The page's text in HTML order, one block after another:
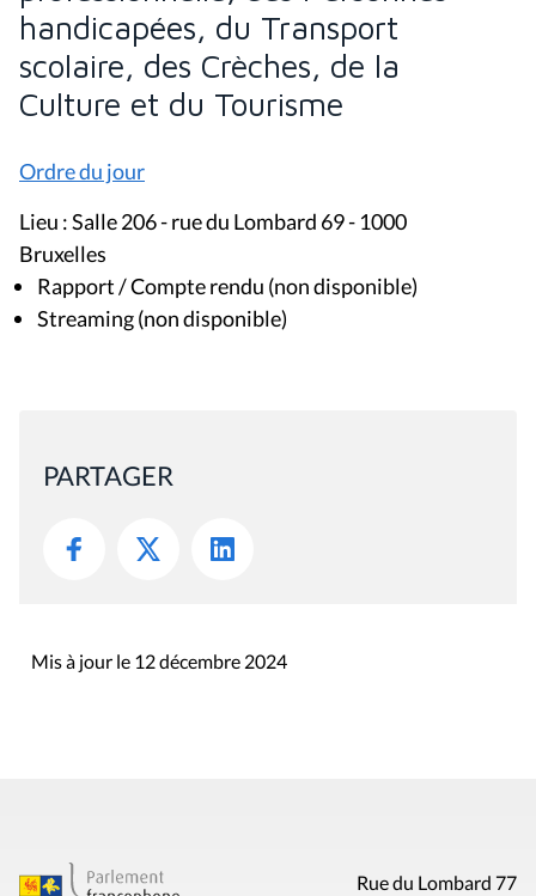
handicapées, du Transport
scolaire, des Crèches, de la
Culture et du Tourisme
Ordre du jour
Lieu : Salle 206 - rue du Lombard 69 - 1000
Bruxelles
Rapport / Compte rendu (non disponible)
Streaming (non disponible)
PARTAGER
Mis à jour le 12 décembre 2024
Rue du Lombard 77